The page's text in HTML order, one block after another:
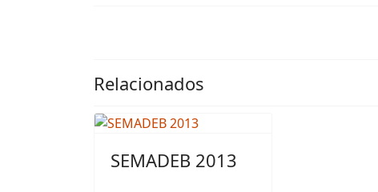
Relacionados
SEMADEB 2013